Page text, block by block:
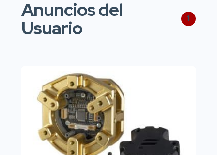
Anuncios del
Usuario 1